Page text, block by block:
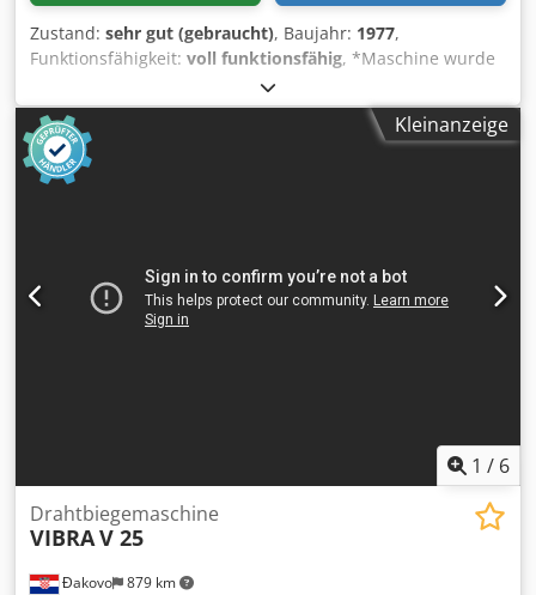
Zustand: sehr gut (gebraucht), Baujahr: 1977,
Funktionsfähigkeit: voll funktionsfähig, *Maschine wurde
in 1997 durch BIHLER überholt* Aussattung: 1 Stück
Zangeneinzug rechts 1 Stück Zangeneinzug links 1 Stück
Exzenterpresse 70 kN 1 Stück Nockenpresse 3 Stück
Normal-Schlittenaggregate 2 Stück Schmal-
Schlittenaggregat 1 Stück Steuerwelle Arbeitsbereich:
Kleinanzeige
1 / 6
Đakovo 879 km
Drahtbiegemaschine
VIBRAV 25